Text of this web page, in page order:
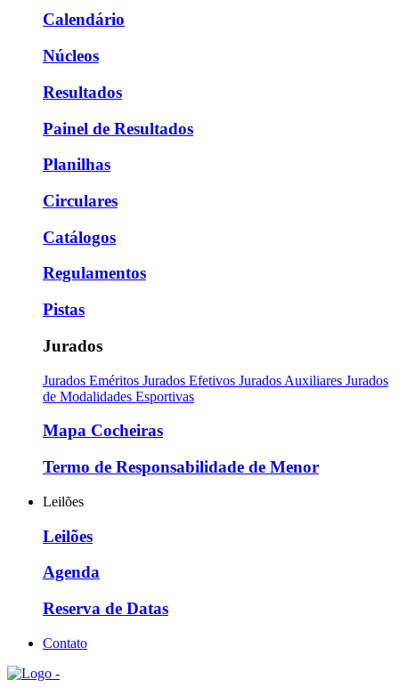
Calendário
Núcleos
Resultados
Painel de Resultados
Planilhas
Circulares
Catálogos
Regulamentos
Pistas
Jurados
Jurados Eméritos Jurados Efetivos Jurados Auxiliares Jurados
de Modalidades Esportivas
Mapa Cocheiras
Termo de Responsabilidade de Menor
Leilões
Leilões
Agenda
Reserva de Datas
Contato